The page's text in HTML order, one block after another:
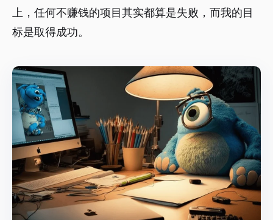
上，任何不赚钱的项目其实都算是失败，而我的目
标是取得成功。